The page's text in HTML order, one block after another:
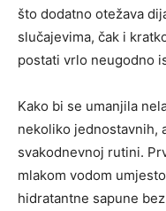
što dodatno otežava
slučajevima, čak i
postati vrlo neugodno
Kako bi se umanjila
nekoliko jednostavnih,
svakodnevnoj rutini.
mlakom vodom
hidratantne sapune